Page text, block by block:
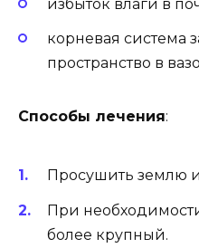
избыток влаги в
корневая система
пространство в
Способы лечения:
Просушить землю
При
более крупный.